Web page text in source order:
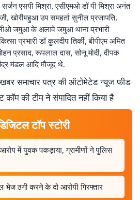
सर्जन एसपी मिश्रा, एसीएमओ डॉ पी मिश्रा अनंत
खोरीमहुआ उप समहर्ता सुनील प्रजापति,
जमुआ के अलावे जमुआ थाना प्रभारी
प्रभारी डॉ कुलदीप तिर्की, बीपीएम अमित
प्रसाद, रूपलाल दास, सोनू मोदी, दीपक
मंडल आदि मौजूद थे.
समाचार पत्र की ऑटोमेटेड न्यूज फीड
की टीम ने संपादित नहीं किया है
टॉप स्टोरी
में युवक पकड़ाया, ग्रामीणों ने पुलिस
भेज ठगी करने के दो आरोपी गिरफ्तार